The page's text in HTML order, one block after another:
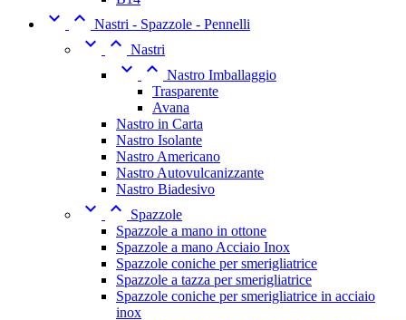
  Nastri - Spazzole - Pennelli
  Nastri
  Nastro Imballaggio
Trasparente
Avana
Nastro in Carta
Nastro Isolante
Nastro Americano
Nastro Autovulcanizzante
Nastro Biadesivo
 
Spazzole
Spazzole a mano in ottone
Spazzole a mano Acciaio Inox
Spazzole coniche per smerigliatrice
Spazzole a tazza per smerigliatrice
Spazzole coniche per smerigliatrice in acciaio
inox